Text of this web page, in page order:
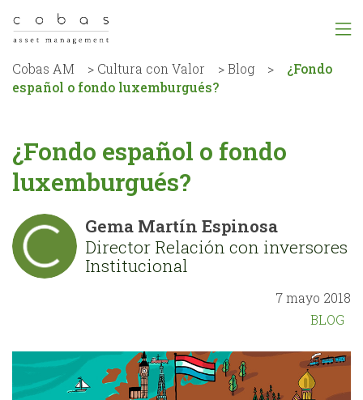
Cobas AM > Cultura con Valor >Blog >
¿Fondo
español o fondo luxemburgués?
¿Fondo español o fondo
luxemburgués?
Gema Martín Espinosa
Director Relación con inversores
Institucional
7 mayo 2018
BLOG